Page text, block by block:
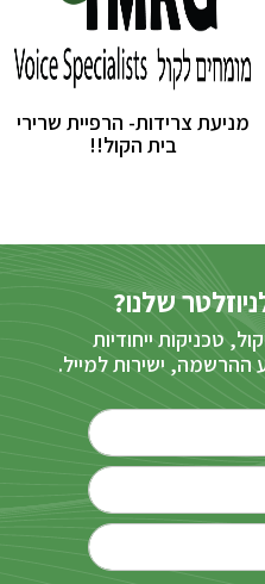
מניעת צרידות- הרפיית שרירי
בית הקול!!
שלנו?
טכניקות ייחודיות
ההרשמה, ישירות למייל.